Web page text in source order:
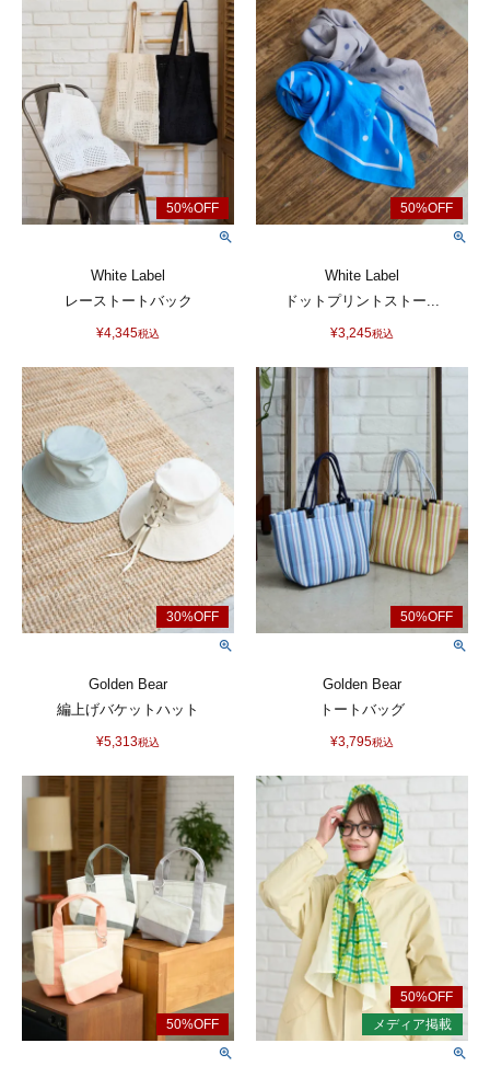
White Label
レーストートバック
¥4,345税込
White Label
ドットプリントストー...
¥3,245税込
Golden Bear
編上げバケットハット
¥5,313税込
Golden Bear
トートバッグ
¥3,795税込